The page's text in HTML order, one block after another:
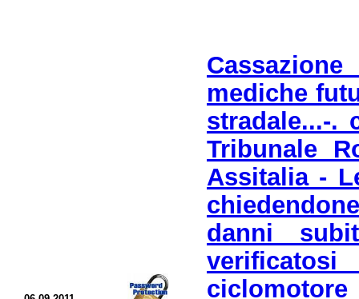
mediche
stradale...-.
Tribunale
Assitalia -
danni